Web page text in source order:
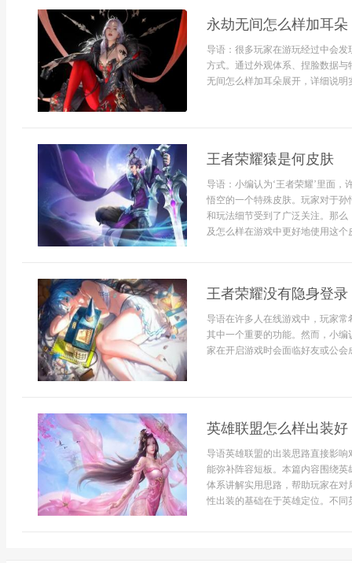
永劫无间怎么样加耳朵
导语：很多玩家在游玩经过中会
方式。通过外观体系、捏脸数据
无间怎么样加耳朵展开，详细说
王者荣耀猿是何皮肤
导语：小编认为‘王者荣耀’里面
悟空的一个特殊皮肤。玩家对于
和玩法细节受到了广泛关注。那
及怎么样在游戏中更好地使用这
王者荣耀没有隐身登录
导语在许多人在线游戏中，玩家
其中一个重要的功能。然而，小编
家在开启游戏时会面临好友或公会
英雄联盟怎么样出装好
导语英雄联盟的出装思路直接影
能弥补阵容短板。本篇内容围绕
体系讲解实用思路，帮助玩家在
性出装的基础在于英雄定位。不